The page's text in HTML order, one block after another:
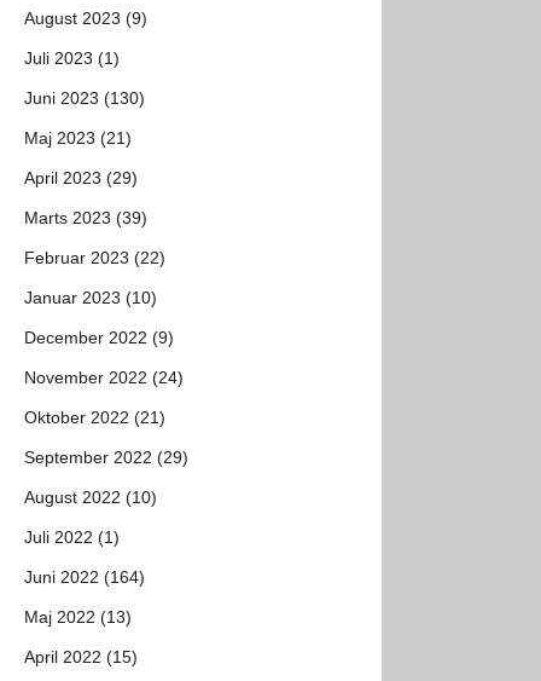
August 2023 (9)
Juli 2023 (1)
Juni 2023 (130)
Maj 2023 (21)
April 2023 (29)
Marts 2023 (39)
Februar 2023 (22)
Januar 2023 (10)
December 2022 (9)
November 2022 (24)
Oktober 2022 (21)
September 2022 (29)
August 2022 (10)
Juli 2022 (1)
Juni 2022 (164)
Maj 2022 (13)
April 2022 (15)